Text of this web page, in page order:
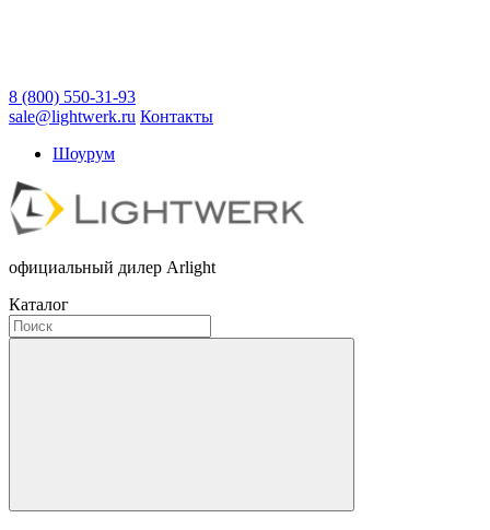
8 (800) 550-31-93
sale@lightwerk.ru Контакты
Шоурум
официальный дилер Arlight
Каталог